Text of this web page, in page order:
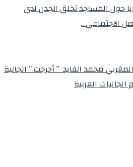
حول المساجد تخلق الجدل لدى
الاجتماعي ..
محمد الفايد ” أحرجت ” الجالية
الجاليات العربية